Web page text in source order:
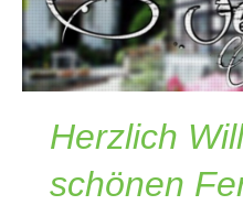
Herzlich
schönen